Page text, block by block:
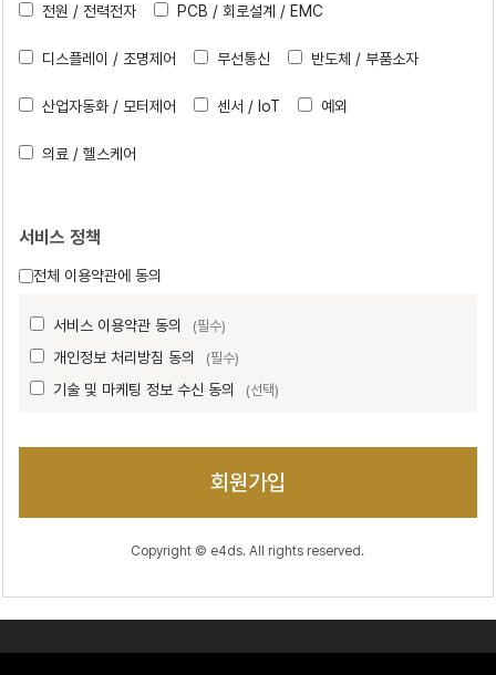
전원 / 전력전자 PCB / 회로설계 / EMC
디스플레이 / 조명제어 무선통신 반도체 / 부품소자
산업자동화 / 모터제어 센서 / IoT 예외
의료 / 헬스케어
서비스 정책
전체 이용약관에 동의
서비스 이용약관 동의 (필수)
개인정보 처리방침 동의 (필수)
기술 및 마케팅 정보 수신 동의 (선택)
회원가입
Copyright © e4ds. All rights reserved.